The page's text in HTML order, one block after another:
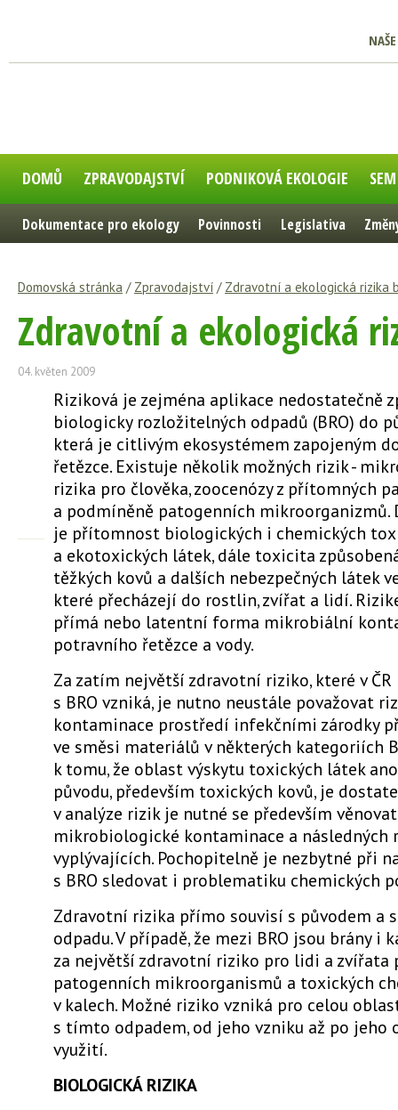
DOMŮ ZPRAVODAJSTVÍ PODNIKOVÁ EKOLOGIE
Dokumentace pro ekology Povinnosti Legislativa
Domovská stránka / Zpravodajství / Zdravotní a ekologická rizika
Zdravotní a ekologická
04. květen 2009
Riziková je zejména aplikace nedostatečně
biologicky rozložitelných odpadů (BRO) do
která je citlivým ekosystémem zapojeným
řetězce. Existuje několik možných rizik -
rizika pro člověka, zoocenózy z přítomných
a podmíněně patogenních mikroorganizmů.
je přítomnost biologických i chemických
a ekotoxických látek, dále toxicita
těžkých kovů a dalších nebezpečných látek
které přecházejí do rostlin, zvířat a lidí.
přímá nebo latentní forma mikrobiální
potravního řetězce a vody.
Za zatím největší zdravotní riziko, které v
s BRO vzniká, je nutno neustále považovat
kontaminace prostředí infekčními zárodky
ve směsi materiálů v některých kategoriích
k tomu, že oblast výskytu toxických látek
původu, především toxických kovů, je
v analýze rizik je nutné se především
mikrobiologické kontaminace a následných
vyplývajících. Pochopitelně je nezbytné při
s BRO sledovat i problematiku chemických
Zdravotní rizika přímo souvisí s původem a
odpadu. V případě, že mezi BRO jsou brány i
za největší zdravotní riziko pro lidi a zvířata
patogenních mikroorganismů a toxických
v kalech. Možné riziko vzniká pro celou
s tímto odpadem, od jeho vzniku až po jeho
využití.
BIOLOGICKÁ RIZIKA